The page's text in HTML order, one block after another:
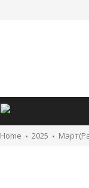
Празнични
Home 2025 Март